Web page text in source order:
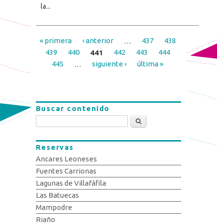
la...
Páginas
« primera ‹ anterior … 437
438
439
440 441 442 443
444
445
… siguiente › última »
Buscar contenido
Buscar
Reservas
Ancares Leoneses
Fuentes Carrionas
Lagunas de Villafáfila
Las Batuecas
Mampodre
Riaño